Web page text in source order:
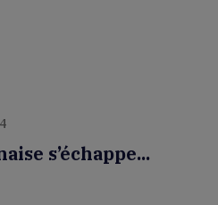
s’échappe...